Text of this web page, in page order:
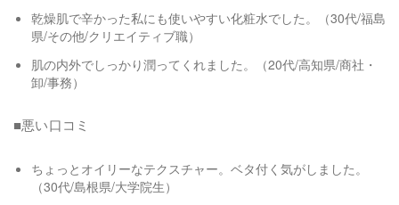
乾燥肌で辛かった私にも使いやすい化粧水でした。（30代/福島
県/その他/クリエイティブ職）
肌の内外でしっかり潤ってくれました。（20代/高知県/商社・
卸/事務）
■悪い口コミ
ちょっとオイリーなテクスチャー。ベタ付く気がしました。
（30代/島根県/大学院生）